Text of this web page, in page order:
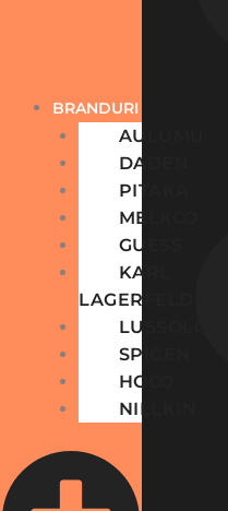
BRANDURI
AULUMU
DADEN
PITAKA
MELKCO
GUESS
KARL
LAGERFELD
LUSSOLOOP
SPIGEN
HOCO
NILLKIN